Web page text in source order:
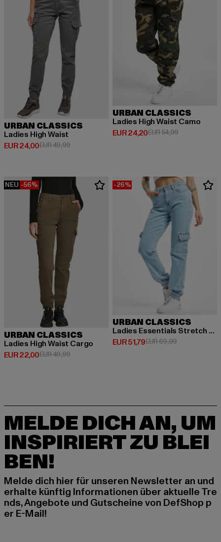
URBAN CLASSICS
Ladies High Waist
EUR 24,00
Derzeitiger Preis: EUR 24,00
EUR 49,99Aktionspreis: EUR 49,99
URBAN CLASSICS
Ladies High Waist Camo
EUR 24,20
Derzeitiger Preis: EUR 24,20
EUR 54,99Aktionspreis:
NEU -56%
URBAN CLASSICS
Ladies High Waist Cargo
EUR 22,00
Derzeitiger Preis: EUR 22,00
EUR 49,99Aktionspreis: EUR 49,99
-26%
URBAN CLASSICS
Ladies Essentials Stretch Denim
EUR 51,79
Derzeitiger Preis: EUR 51,79
EUR 69,99Aktionspreis:
MELDE DICH AN, UM
INSPIRIERT ZU BLEI
BEN!
Melde dich hier für unseren Newsletter an und
erhalte künftig Informationen über aktuelle Tre
nds, Angebote und Gutscheine von DefShop p
er E-Mail!